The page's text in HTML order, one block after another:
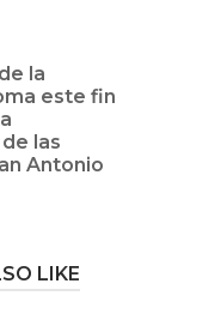
la
este fin
las
Antonio
LIKE